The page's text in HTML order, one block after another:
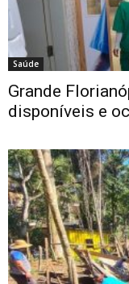
Saúde
Grande
disponíveis e